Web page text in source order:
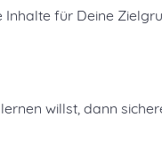
Inhalte für Deine
willst, dann